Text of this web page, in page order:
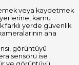
veya kaydetmek
kamu
farklı yerde güvenlik
ana
görüntüyü
sensörü ise